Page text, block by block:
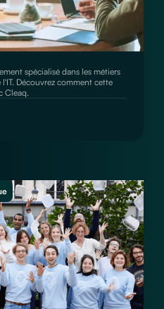
spécialisé dans les métiers
Découvrez comment cette
Cleaq.